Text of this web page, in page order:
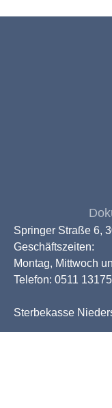
Springer Straße 6,
Geschäftszeiten:
Montag, Mittwoch
Telefon: 0511
Sterbekasse